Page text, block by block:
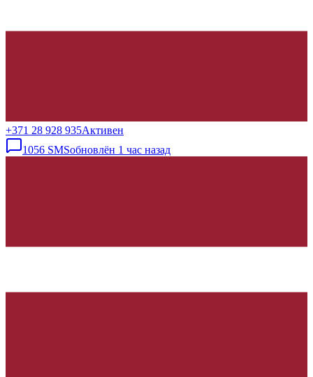
+371 28 928 935Активен
1056 SMSобновлён 1 час назад